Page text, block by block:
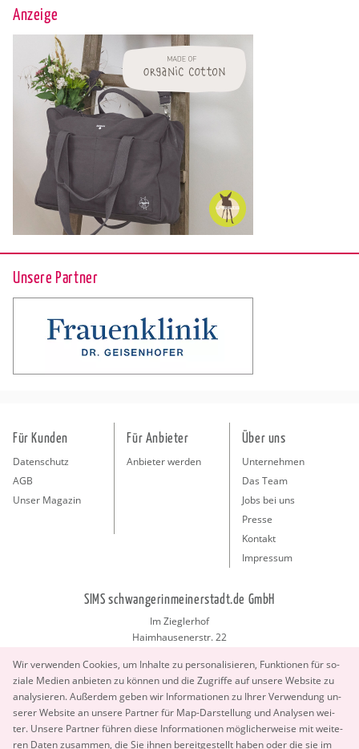
Anzeige
Unsere Partner
Wir ver­wen­den Coo­kies, um In­hal­te zu per­so­na­li­sie­ren, Funk­tio­nen für so­
zia­le Me­di­en an­bie­ten zu kön­nen und die Zu­grif­fe auf un­se­re Web­site zu
ana­ly­sie­ren. Au­ßer­dem geben wir In­for­ma­tio­nen zu Ihrer Ver­wen­dung un­
se­rer Web­site an un­se­re Part­ner für Map-Dar­stel­lung und Ana­ly­sen wei­
ter. Un­se­re Part­ner füh­ren diese In­for­ma­tio­nen mög­li­cher­wei­se mit wei­te­
ren Daten zu­sam­men, die Sie ihnen be­reit­ge­stellt haben oder die sie im
Für Kunden
Datenschutz
AGB
Unser Magazin
Für Anbieter
Anbieter werden
Über uns
Unternehmen
Das Team
Jobs bei uns
Presse
Kontakt
Impressum
SIMS schwangerinmeinerstadt.de GmbH
Im Zieglerhof
Haimhausenerstr. 22
info@schwangerinmeinerstadt.de